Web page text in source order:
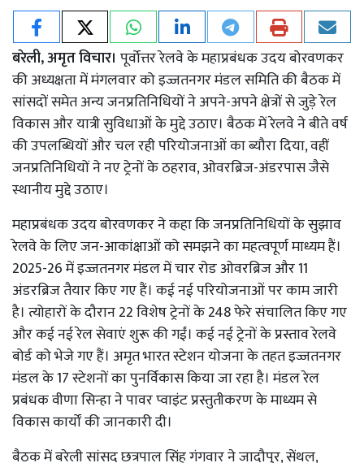
बरेली, अमृत विचार। पूर्वोत्तर रेलवे के महाप्रबंधक उदय बोरवणकर
की अध्यक्षता में मंगलवार को इज्जतनगर मंडल समिति की बैठक में
सांसदों समेत अन्य जनप्रतिनिधियों ने अपने-अपने क्षेत्रों से जुड़े रेल
विकास और यात्री सुविधाओं के मुद्दे उठाए। बैठक में रेलवे ने बीते वर्ष
की उपलब्धियों और चल रही परियोजनाओं का ब्यौरा दिया, वहीं
जनप्रतिनिधियों ने नए ट्रेनों के ठहराव, ओवरब्रिज-अंडरपास जैसे
स्थानीय मुद्दे उठाए।
महाप्रबंधक उदय बोरवणकर ने कहा कि जनप्रतिनिधियों के सुझाव
रेलवे के लिए जन-आकांक्षाओं को समझने का महत्वपूर्ण माध्यम हैं।
2025-26 में इज्जतनगर मंडल में चार रोड ओवरब्रिज और 11
अंडरब्रिज तैयार किए गए हैं। कई नई परियोजनाओं पर काम जारी
है। त्योहारों के दौरान 22 विशेष ट्रेनों के 248 फेरे संचालित किए गए
और कई नई रेल सेवाएं शुरू की गईं। कई नई ट्रेनों के प्रस्ताव रेलवे
बोर्ड को भेजे गए हैं। अमृत भारत स्टेशन योजना के तहत इज्जतनगर
मंडल के 17 स्टेशनों का पुनर्विकास किया जा रहा है। मंडल रेल
प्रबंधक वीणा सिन्हा ने पावर प्वाइंट प्रस्तुतीकरण के माध्यम से
विकास कार्यों की जानकारी दी।
बैठक में बरेली सांसद छत्रपाल सिंह गंगवार ने जादौपुर, सेंथल,